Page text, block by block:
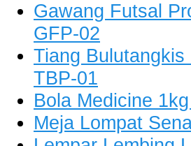
Gawang Futsal
GFP-02
Tiang Bulutangkis
TBP-01
Bola Medicine
Meja Lompat